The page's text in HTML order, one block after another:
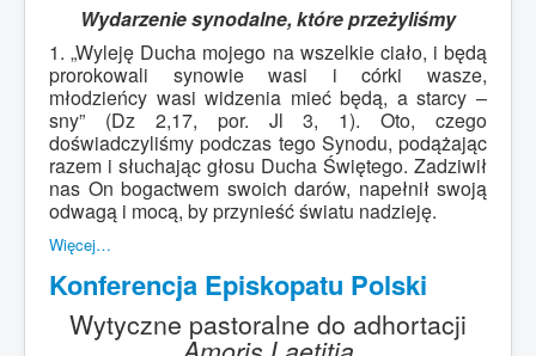
Wydarzenie synodalne, które przeżyliśmy
1. „Wyleję Ducha mojego na wszelkie ciało, i będą
prorokowali synowie wasi i córki wasze,
młodzieńcy wasi widzenia mieć będą, a starcy –
sny” (Dz 2,17, por. Jl 3, 1). Oto, czego
doświadczyliśmy podczas tego Synodu, podążając
razem i słuchając głosu Ducha Świętego. Zadziwił
nas On bogactwem swoich darów, napełnił swoją
odwagą i mocą, by przynieść światu nadzieję.
Więcej…
Konferencja Episkopatu Polski
Wytyczne pastoralne do adhortacji